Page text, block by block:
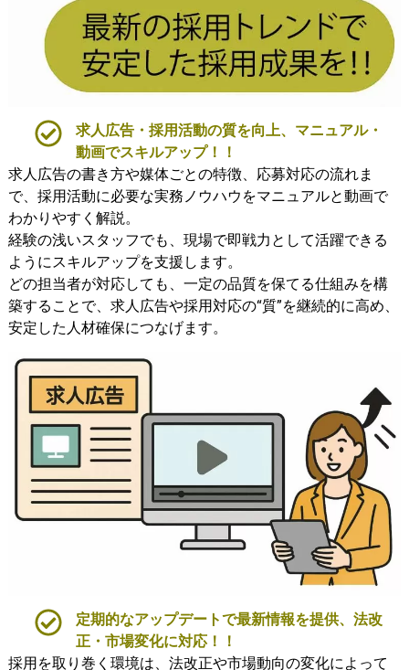
求人広告・採用活動の質を向上、マニュアル・
動画でスキルアップ！！
求人広告の書き方や媒体ごとの特徴、応募対応の流れま
で、採用活動に必要な実務ノウハウをマニュアルと動画で
わかりやすく解説。
経験の浅いスタッフでも、現場で即戦力として活躍できる
ようにスキルアップを支援します。
どの担当者が対応しても、一定の品質を保てる仕組みを構
築することで、求人広告や採用対応の“質”を継続的に高め、
安定した人材確保につなげます。
定期的なアップデートで最新情報を提供、法改
正・市場変化に対応！！
採用を取り巻く環境は、法改正や市場動向の変化によって